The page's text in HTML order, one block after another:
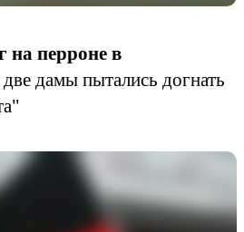
на перроне в
две дамы пытались догнать